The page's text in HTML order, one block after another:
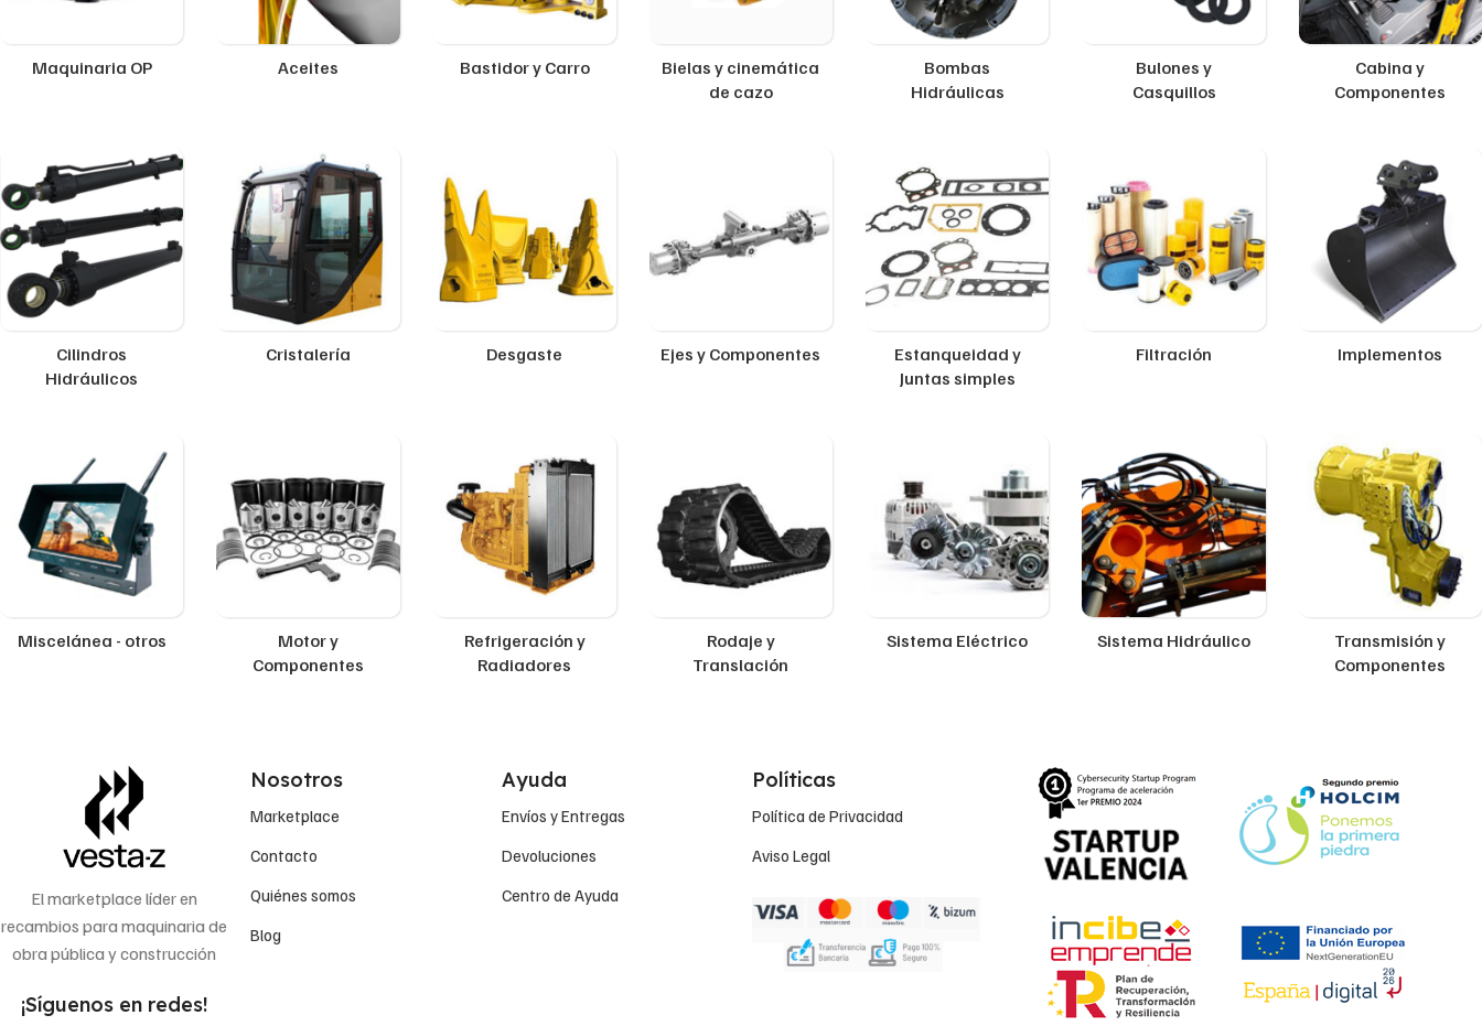
Maquinaria OP Aceites Bastidor y Carro
Bielas y cinemática
de cazo
Bombas
Hidráulicas
Bulones y
Casquillos
Cabina y
Componentes
Cilindros
Hidráulicos
Cristalería Desgaste Ejes y Componentes
Estanqueidad y
Juntas simples
Filtración Implementos
Miscelánea - otros
Motor y
Componentes
Refrigeración y
Radiadores
Rodaje y
Translación
Sistema Eléctrico Sistema Hidráulico
Transmisión y
Componentes
El marketplace líder en
recambios para maquinaria de
obra pública y construcción
¡Síguenos en redes!
Nosotros
Marketplace
Contacto
Quiénes somos
Blog
Ayuda
Envíos y Entregas
Devoluciones
Centro de Ayuda
Políticas
Política de Privacidad
Aviso Legal